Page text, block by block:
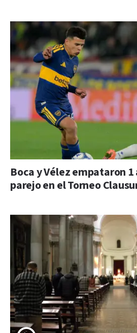
Boca y Vélez empataron
parejo en el Torneo